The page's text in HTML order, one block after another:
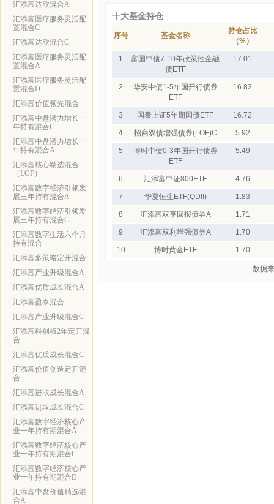
汇添富达欣混合A
汇添富医疗服务灵活配
置混合C
汇添富达欣混合C
汇添富医疗服务灵活配
置混合A
汇添富医疗服务灵活配
置混合D
汇添富价值领先混合
汇添富中盘潜力增长一
年持有混合C
汇添富中盘潜力增长一
年持有混合A
汇添富核心精选混合
（LOF）
汇添富数字经济引领发
展三年持有混合A
汇添富数字经济引领发
展三年持有混合C
汇添富数字生活六个月
持有混合
汇添富多策略定开混合
汇添富产业升级混合A
汇添富优质成长混合A
汇添富盈泰混合
汇添富产业升级混合C
汇添富科创板2年定开混
合
汇添富优质成长混合C
汇添富价值创造定开混
合
汇添富进取成长混合A
汇添富进取成长混合C
汇添富数字经济核心产
业一年持有期混合A
汇添富数字经济核心产
业一年持有期混合C
汇添富数字经济核心产
业一年持有期混合D
汇添富中盘价值精选混
合A
十大基金持仓
序号 基金名称
持仓占比
（%）
1
富国中债7-10年政策性金融
债ETF
17.01
2
华安中债1-5年国开行债券
ETF
16.83
3 国泰上证5年期国债ETF 16.72
4 招商双债增强债券(LOF)C 5.92
5
博时中债0-3年国开行债券
ETF
5.49
6 汇添富中证800ETF 4.76
7 华夏恒生ETF(QDII) 1.83
8 汇添富双享回报债券A 1.71
9 汇添富双利增强债券A 1.70
10 博时黄金ETF 1.70
数据